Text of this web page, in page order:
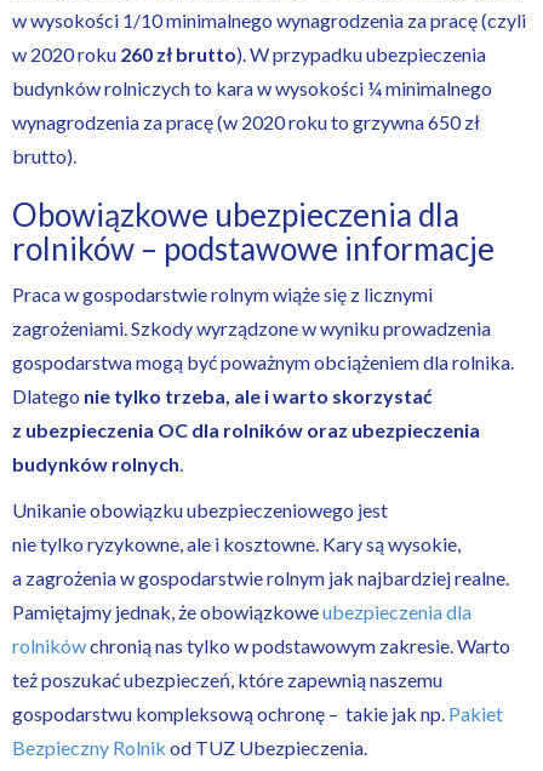
w wysokości 1/10 minimalnego wynagrodzenia za pracę (czyli
w 2020 roku 260 zł brutto). W przypadku ubezpieczenia
budynków rolniczych to kara w wysokości ¼ minimalnego
wynagrodzenia za pracę (w 2020 roku to grzywna 650 zł
brutto).
Obowiązkowe ubezpieczenia dla
rolników – podstawowe informacje
Praca w gospodarstwie rolnym wiąże się z licznymi
zagrożeniami. Szkody wyrządzone w wyniku prowadzenia
gospodarstwa mogą być poważnym obciążeniem dla rolnika.
Dlatego nie tylko trzeba, ale i warto skorzystać
z ubezpieczenia OC dla rolników oraz ubezpieczenia
budynków rolnych.
Unikanie obowiązku ubezpieczeniowego jest
nie tylko ryzykowne, ale i kosztowne. Kary są wysokie,
a zagrożenia w gospodarstwie rolnym jak najbardziej realne.
Pamiętajmy jednak, że obowiązkoweubezpieczenia dla
rolnikówchronią nas tylko w podstawowym zakresie. Warto
też poszukać ubezpieczeń, które zapewnią naszemu
gospodarstwu kompleksową ochronę – takie jak np. Pakiet
Bezpieczny Rolnik od TUZ Ubezpieczenia.